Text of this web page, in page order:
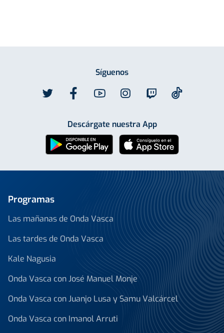
Síguenos
Descárgate nuestra App
Programas
Las mañanas de Onda Vasca
Las tardes de Onda Vasca
Kale Nagusia
Onda Vasca con José Manuel Monje
Onda Vasca con Juanjo Lusa y Samu Valcárcel
Onda Vasca con Imanol Arruti